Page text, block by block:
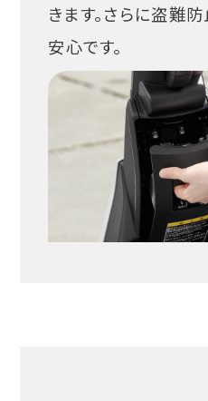
きます。さらに盗難
安心です。